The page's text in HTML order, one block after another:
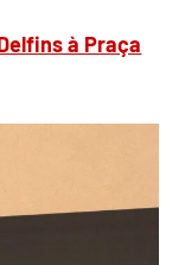
à Praça